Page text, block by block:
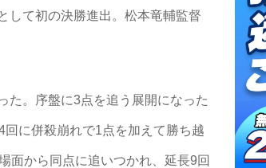
して初の決勝進出。松本竜輔監督
。序盤に3点を追う展開になった
に併殺崩れで1点を加えて勝ち越
面から同点に追いつかれ、延長9回